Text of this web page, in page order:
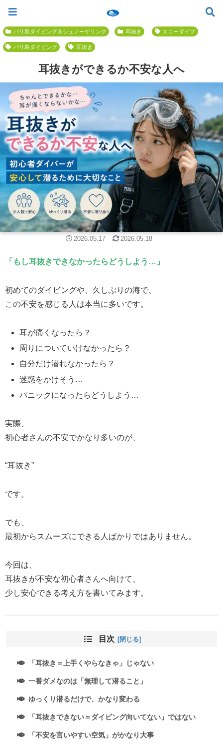
バリ島でいちばん優しい初心者専門 ≫
バリ島ダイビング＆シュノーケリング 耳抜き スローダイブ
バリ島ダイビング 耳抜き
耳抜きができるか不安な人へ
2026.05.17 2026.05.18
「もし耳抜きできなかったらどうしよう…」
初めてのダイビングや、久しぶりの海で、
この不安を感じる人は本当に多いです。
耳が痛くなったら？
周りについていけなかったら？
自分だけ潜れなかったら？
迷惑をかけそう…
パニックになったらどうしよう…
実際、
初心者さんの不安でかなり多いのが、
“耳抜き”
です。
でも、
最初からスムーズにできる人ばかりではありません。
今回は、
耳抜きが不安な初心者さんへ向けて、
少し安心できる考え方を書いてみます。
目次
「耳抜き＝上手くやらなきゃ」じゃない
一番ダメなのは「無理して潜ること」
ゆっくり潜るだけで、かなり変わる
「耳抜きできない＝ダイビング向いてない」ではない
「不安を言いやすい空気」がかなり大事